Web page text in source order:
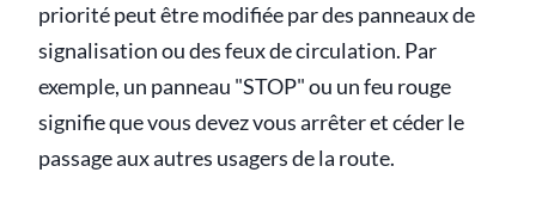
priorité peut être modifiée par des panneaux de
signalisation ou des feux de circulation. Par
exemple, un panneau "STOP" ou un feu rouge
signifie que vous devez vous arrêter et céder le
passage aux autres usagers de la route.